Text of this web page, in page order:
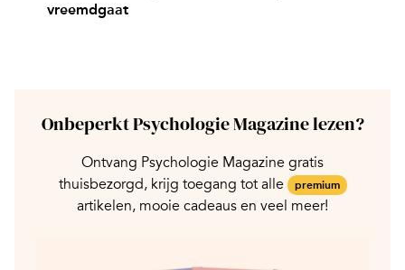
vreemdgaat
Onbeperkt Psychologie Magazine lezen?
Ontvang Psychologie Magazine gratis
thuisbezorgd, krijg toegang tot alle
premium
artikelen, mooie cadeaus en veel meer!